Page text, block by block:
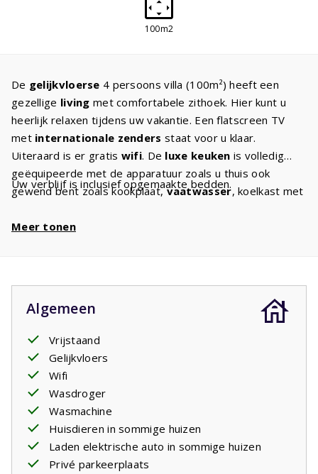
100m2
De gelijkvloerse 4 persoons villa (100m²) heeft een
gezellige living met comfortabele zithoek. Hier kunt u
heerlijk relaxen tijdens uw vakantie. Een flatscreen TV
met internationale zenders staat voor u klaar.
Uiteraard is er gratis wifi. De luxe keuken is volledig
geëquipeerde met de apparatuur zoals u thuis ook
gewend bent zoals kookplaat,vaatwasser, koelkast met
dewasmachine
. Mooie
struiken, bomen en heesters zorgen voor
privacy
. Diverse villa's hebben een oplaadpunt
elektrische auto's
is kunt u dit als optioneel artikel bijboeken. Het betreft
een standaard stopcontact net als alle andere
stopcontacten in het huis. U dient evt. zelf een
verloopstekker mee te nemen.
Uw verblijf is inclusief opgemaakte bedden.
Meer tonen
Algemeen
Vrijstaand
Gelijkvloers
Wifi
Wasdroger
Wasmachine
Huisdieren in sommige huizen
Laden elektrische auto in sommige huizen
Privé parkeerplaats